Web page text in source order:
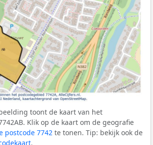
toont de kaart van het
Klik op de kaart om de geografie
postcode 7742 te tonen. Tip: bekijk ook de
.